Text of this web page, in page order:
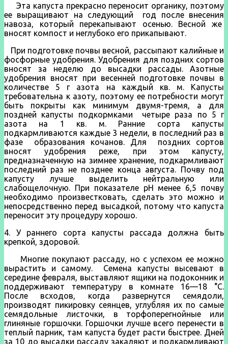
Эта капуста прекрасно переносит органику, поэтому
ее выращивают на следующий год после внесения
навоза, который перекапывают осенью. Весной же
вносят компост и неглубоко его прикапывают.
При подготовке почвы весной, рассыпают калийные и
фосфорные удобрения. Удобрения для поздних сортов
вносят за неделю до высадки рассады. Азотные
удобрения вносят при весенней подготовке почвы в
количестве 5 г азота на каждый кв. м. Капусты
требовательна к азоту, поэтому ее потребности могут
быть покрыты как минимум двумя-тремя, а для
поздней капусты подкормками четыре раза по 5 г
азота на 1 кв. м. Ранние сорта капусты
подкармливаются каждые 3 недели, в последний раз в
фазе образования кочанов. Для поздних сортов
вносят удобрения реже, при этом капусту,
предназначенную на зимнее хранение, подкармливают
последний раз не позднее конца августа. Почву под
капусту лучше выделить нейтральную или
слабощелочную. При показателе рН менее 6,5 почву
необходимо произвестковать, сделать это можно и
непосредственно перед высадкой, потому что капуста
переносит эту процедуру хорошо.
4. У раннего сорта капусты рассада должна быть
крепкой, здоровой.
Многие покупают рассаду, но с успехом ее можно
вырастить и самому. Семена капусты высевают в
середине февраля, выставляют ящики на подоконник и
поддерживают температуру в комнате 16—18 °С.
После всходов, когда развернутся семядоли,
производят пикировку сеянцев, углубляя их по самые
семядольные листочки, в торфоперегнойные или
глиняные горшочки. Горшочки лучше всего перенести в
теплый парник, там капуста будет расти быстрее. Дней
за 10 до высадки рассаду закаляют и подкармливают